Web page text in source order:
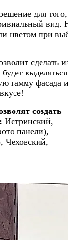
для того,
вид.
цветом при
сделать
выделяться
гамму фасада
создать
Истринский,
панели),
Чеховский,